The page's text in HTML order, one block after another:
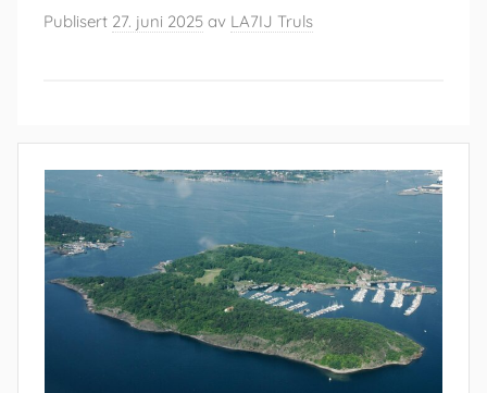
Publisert 27. juni 2025 av LA7IJ Truls